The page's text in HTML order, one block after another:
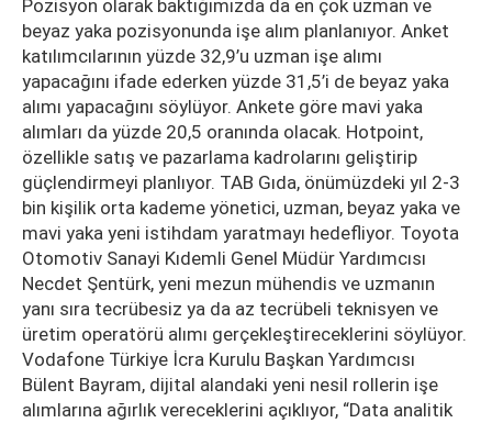
Pozisyon olarak baktığımızda da en çok uzman ve
beyaz yaka pozisyonunda işe alım planlanıyor. Anket
katılımcılarının yüzde 32,9’u uzman işe alımı
yapacağını ifade ederken yüzde 31,5’i de beyaz yaka
alımı yapacağını söylüyor. Ankete göre mavi yaka
alımları da yüzde 20,5 oranında olacak. Hotpoint,
özellikle satış ve pazarlama kadrolarını geliştirip
güçlendirmeyi planlıyor. TAB Gıda, önümüzdeki yıl 2-3
bin kişilik orta kademe yönetici, uzman, beyaz yaka ve
mavi yaka yeni istihdam yaratmayı hedefliyor. Toyota
Otomotiv Sanayi Kıdemli Genel Müdür Yardımcısı
Necdet Şentürk, yeni mezun mühendis ve uzmanın
yanı sıra tecrübesiz ya da az tecrübeli teknisyen ve
üretim operatörü alımı gerçekleştireceklerini söylüyor.
Vodafone Türkiye İcra Kurulu Başkan Yardımcısı
Bülent Bayram, dijital alandaki yeni nesil rollerin işe
alımlarına ağırlık vereceklerini açıklıyor, “Data analitik